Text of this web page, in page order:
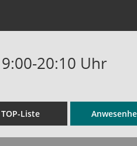
20:10 Uhr
TOP-Liste